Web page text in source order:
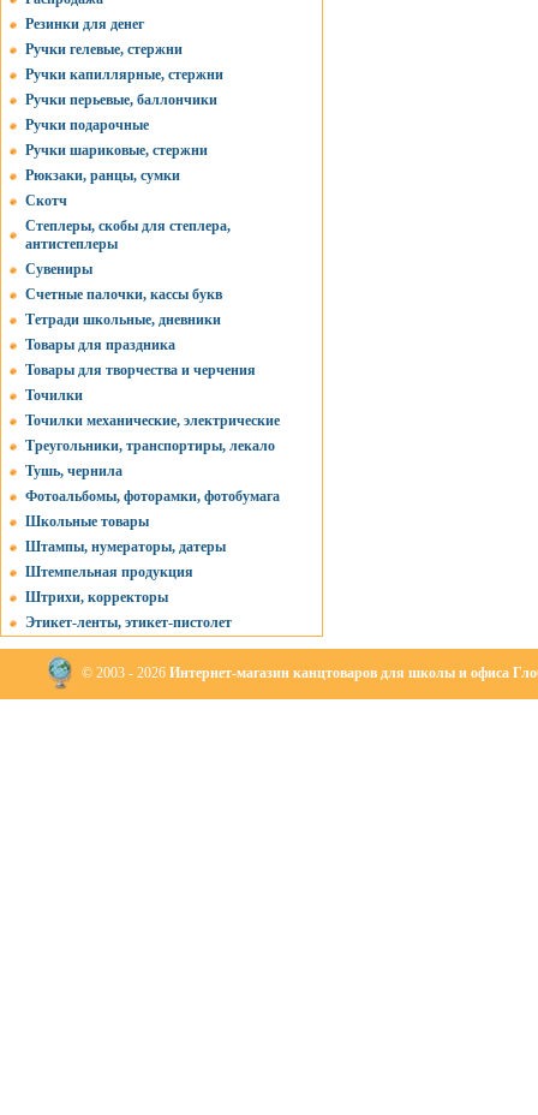
Резинки для денег
Ручки гелевые, стержни
Ручки капиллярные, стержни
Ручки перьевые, баллончики
Ручки подарочные
Ручки шариковые, стержни
Рюкзаки, ранцы, сумки
Скотч
Степлеры, скобы для степлера,
антистеплеры
Сувениры
Счетные палочки, кассы букв
Тетради школьные, дневники
Товары для праздника
Товары для творчества и черчения
Точилки
Точилки механические, электрические
Треугольники, транспортиры, лекало
Тушь, чернила
Фотоальбомы, фоторамки, фотобумага
Школьные товары
Штампы, нумераторы, датеры
Штемпельная продукция
Штрихи, корректоры
Этикет-ленты, этикет-пистолет
© 2003 - 2026 Интернет-магазин канцтоваров для школы и офиса